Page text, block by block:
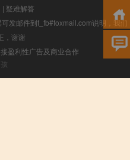
| 疑难解答
发邮件到f_fb#foxmail.com说明，我们
，谢谢
盈利性广告及商业合作